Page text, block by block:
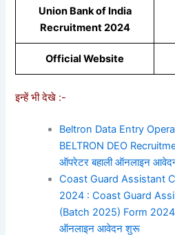
Union Bank of India
Recruitment 2024
Official Website
इन्हें भी देखे :-
Beltron Data Entry
BELTRON DEO
ऑपरेटर बहाली ऑनलाइन
Coast Guard Assistant
2024 : Coast Guard
(Batch 2025) Form 2024 :
ऑनलाइन आवेदन शुरू